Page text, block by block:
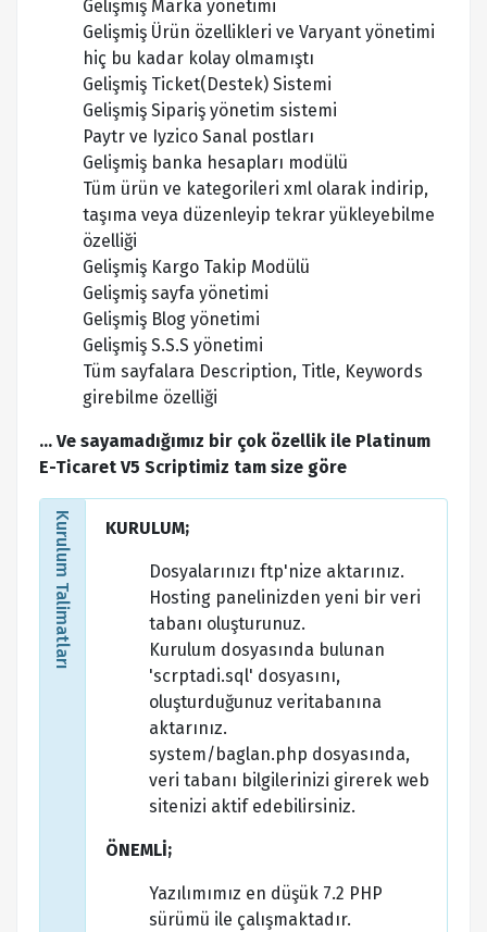
Gelişmiş Marka yönetimi
Gelişmiş Ürün özellikleri ve Varyant yönetimi
hiç bu kadar kolay olmamıştı
Gelişmiş Ticket(Destek) Sistemi
Gelişmiş Sipariş yönetim sistemi
Paytr ve Iyzico Sanal postları
Gelişmiş banka hesapları modülü
Tüm ürün ve kategorileri xml olarak indirip,
taşıma veya düzenleyip tekrar yükleyebilme
özelliği
Gelişmiş Kargo Takip Modülü
Gelişmiş sayfa yönetimi
Gelişmiş Blog yönetimi
Gelişmiş S.S.S yönetimi
Tüm sayfalara Description, Title, Keywords
girebilme özelliği
... Ve sayamadığımız bir çok özellik ile Platinum
E-Ticaret V5 Scriptimiz tam size göre
Kurulum Talimatları KURULUM;
Dosyalarınızı ftp'nize aktarınız.
Hosting panelinizden yeni bir veri
tabanı oluşturunuz.
Kurulum dosyasında bulunan
'scrptadi.sql' dosyasını,
oluşturduğunuz veritabanına
aktarınız.
system/baglan.php dosyasında,
veri tabanı bilgilerinizi girerek web
sitenizi aktif edebilirsiniz.
ÖNEMLİ;
Yazılımımız en düşük 7.2 PHP
sürümü ile çalışmaktadır.